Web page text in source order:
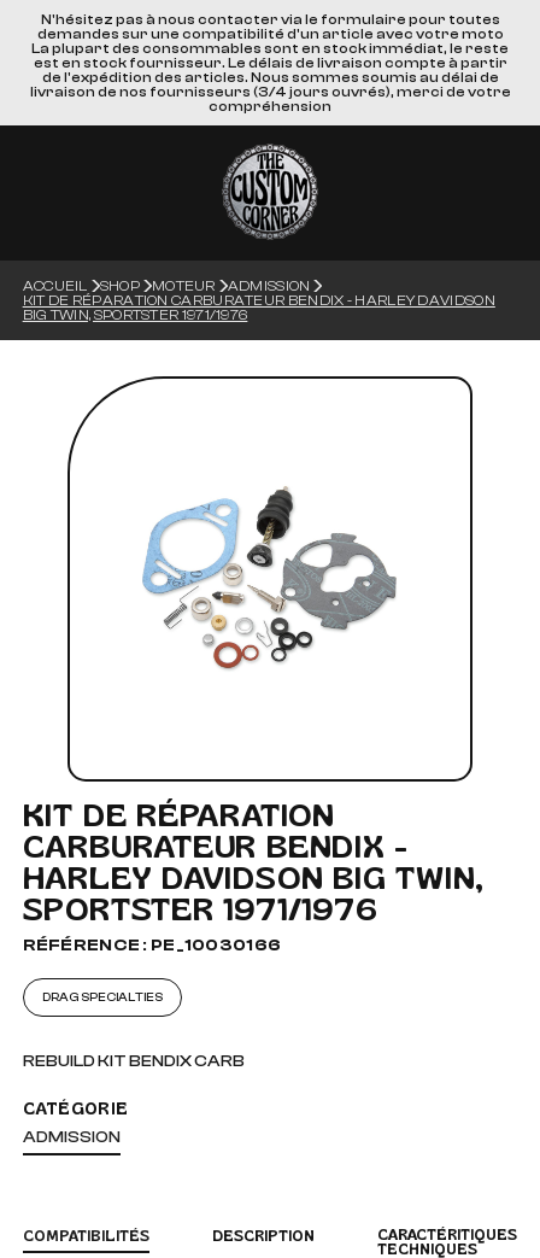
N'hésitez pas à nous contacter via le formulaire pour toutes
demandes sur une compatibilité d'un article avec votre moto
La plupart des consommables sont en stock immédiat, le reste
est en stock fournisseur. Le délais de livraison compte à partir
de l'expédition des articles. Nous sommes soumis au délai de
livraison de nos fournisseurs (3/4 jours ouvrés), merci de votre
compréhension
ACCUEIL SHOP MOTEUR
ADMISSION
KIT DE RÉPARATION CARBURATEUR BENDIX - HARLEY DAVIDSON
BIG TWIN, SPORTSTER 1971/1976
KIT DE RÉPARATION
CARBURATEUR BENDIX -
HARLEY DAVIDSON BIG TWIN,
SPORTSTER 1971/1976
RÉFÉRENCE : PE_10030166
DRAG SPECIALTIES
REBUILD KIT BENDIX CARB
CATÉGORIE
ADMISSION
COMPATIBILITÉS DESCRIPTION
CARACTÉRITIQUES
TECHNIQUES